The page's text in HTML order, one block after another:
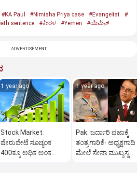
#KA Paul #Nimisha Priya case #Evangelist
#
sentence #ಕೇರಳ #Yemen #ಯೆಮೆನ್‌
ADVERTISEMENT
1 year ago
Stock Market:
ಷೇರುಪೇಟೆ ಸೂಚ್ಯಂಕ
400ಕ್ಕೂ ಅಧಿಕ ಅಂಕ
1 year ago
Pak: ಜರ್ದಾರಿ ವಜಾಕ್ಕೆ
ತಂತ್ರಗಾರಿಕೆ- ಅಧ್ಯಕ್ಷಗಾದಿ
ಮೇಲೆ ಸೇನಾ ಮುಖ್ಯಸ್ಥ